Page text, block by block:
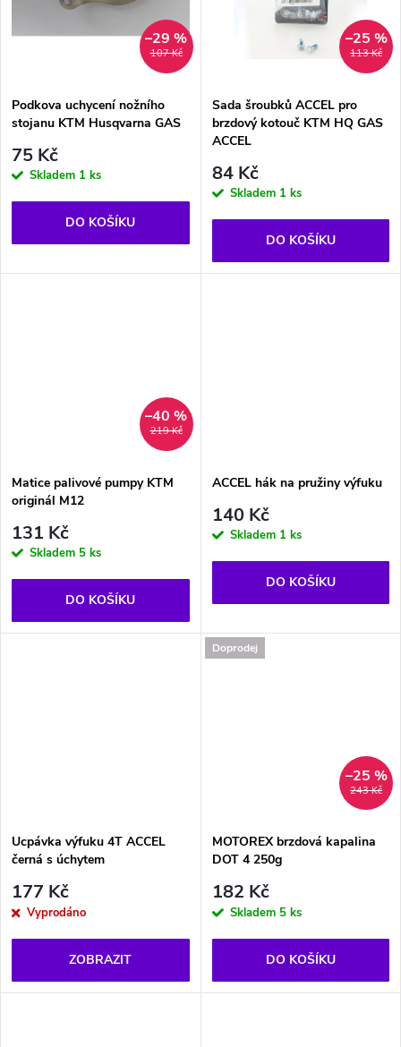
t
t
ů
107 Kč
–29 %
Podkova uchycení nožního
stojanu KTM Husqvarna GAS
75 Kč
Skladem 1 ks
DO KOŠÍKU
113 Kč
–25 %
Sada šroubků ACCEL pro
brzdový kotouč KTM HQ GAS
ACCEL
84 Kč
Skladem 1 ks
DO KOŠÍKU
219 Kč
–40 %
Matice palivové pumpy KTM
originál M12
131 Kč
Skladem 5 ks
DO KOŠÍKU
ACCEL hák na pružiny výfuku
140 Kč
Skladem 1 ks
DO KOŠÍKU
Ucpávka výfuku 4T ACCEL
černá s úchytem
177 Kč
Vyprodáno
ZOBRAZIT
Doprodej
243 Kč
–25 %
MOTOREX brzdová kapalina
DOT 4 250g
182 Kč
Skladem 5 ks
DO KOŠÍKU